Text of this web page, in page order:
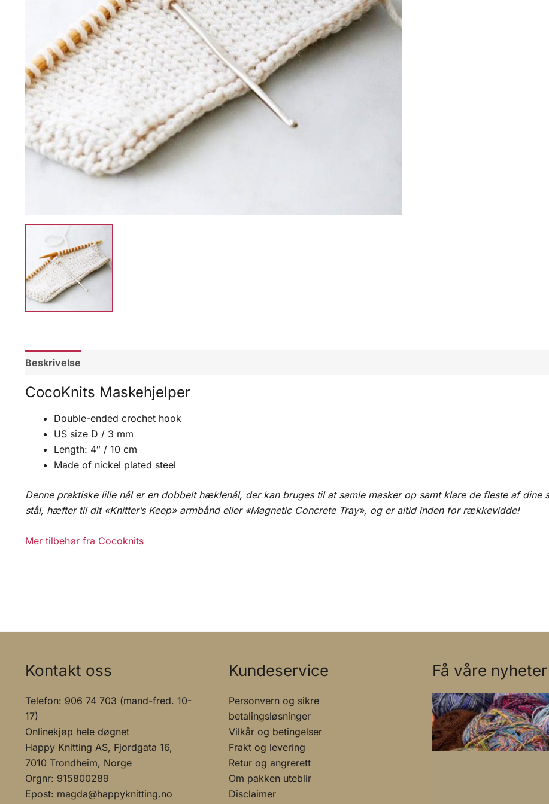
Beskrivelse
CocoKnits Maskehjelper
Double-ended crochet hook
US size D / 3 mm
Length: 4″ / 10 cm
Made of nickel plated steel
Denne praktiske lille nål er en dobbelt hæklenål, der kan bruges til at samle masker op samt klare de fleste af
stål, hæfter til dit «Knitter’s Keep» armbånd eller «Magnetic Concrete Tray», og er altid inden for rækkevidde!
Mer tilbehør fra Cocoknits
Kontakt oss
Telefon: 906 74 703 (mand-fred. 10-
17)
Onlinekjøp hele døgnet
Happy Knitting AS, Fjordgata 16,
7010 Trondheim, Norge
Orgnr: 915800289
Epost: magda@happyknitting.no
Kundeservice
Personvern og sikre
betalingsløsninger
Vilkår og betingelser
Frakt og levering
Retur og angrerett
Om pakken uteblir
Disclaimer
Få våre